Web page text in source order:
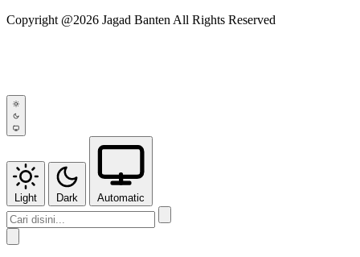
Copyright @2026 Jagad Banten All Rights Reserved
Light Dark Automatic